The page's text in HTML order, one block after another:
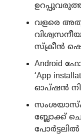
വളരെ
സ്ക്രീൻ
Android
‘App
ഓപ്ഷൻ
ബ്ലോക്ക്
പോർട്ടലിൽ